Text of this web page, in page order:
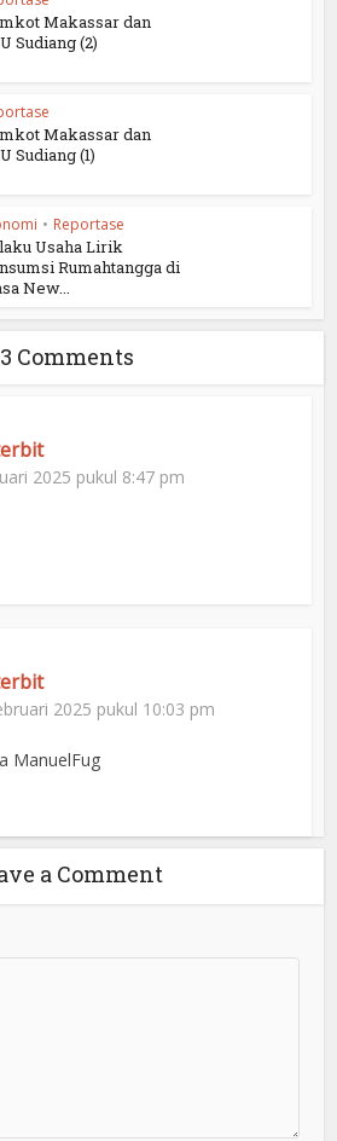
Makassar dan
Sudiang (2)
Makassar dan
Sudiang (1)
• Reportase
Usaha Lirik
Rumahtangga di
New...
3 Comments
2025 pukul 8:47 pm
2025 pukul 10:03 pm
ManuelFug
a Comment